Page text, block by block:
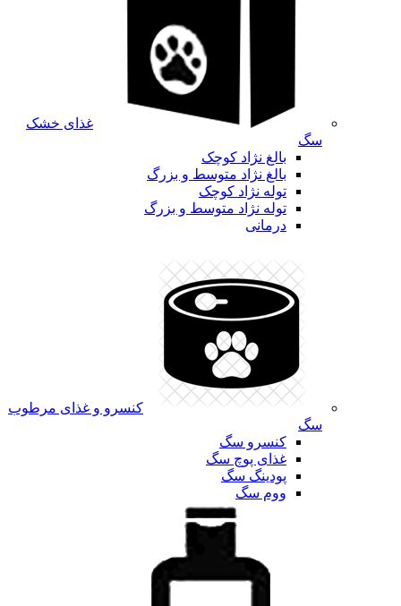
غذای خشک
سگ
بالغ نژاد کوچک
بالغ نژاد متوسط و بزرگ
توله نژاد کوچک
توله نژاد متوسط و بزرگ
درمانی
کنسرو و غذای مرطوب
سگ
کنسرو سگ
غذای پوچ سگ
پودینگ سگ
ووم سگ